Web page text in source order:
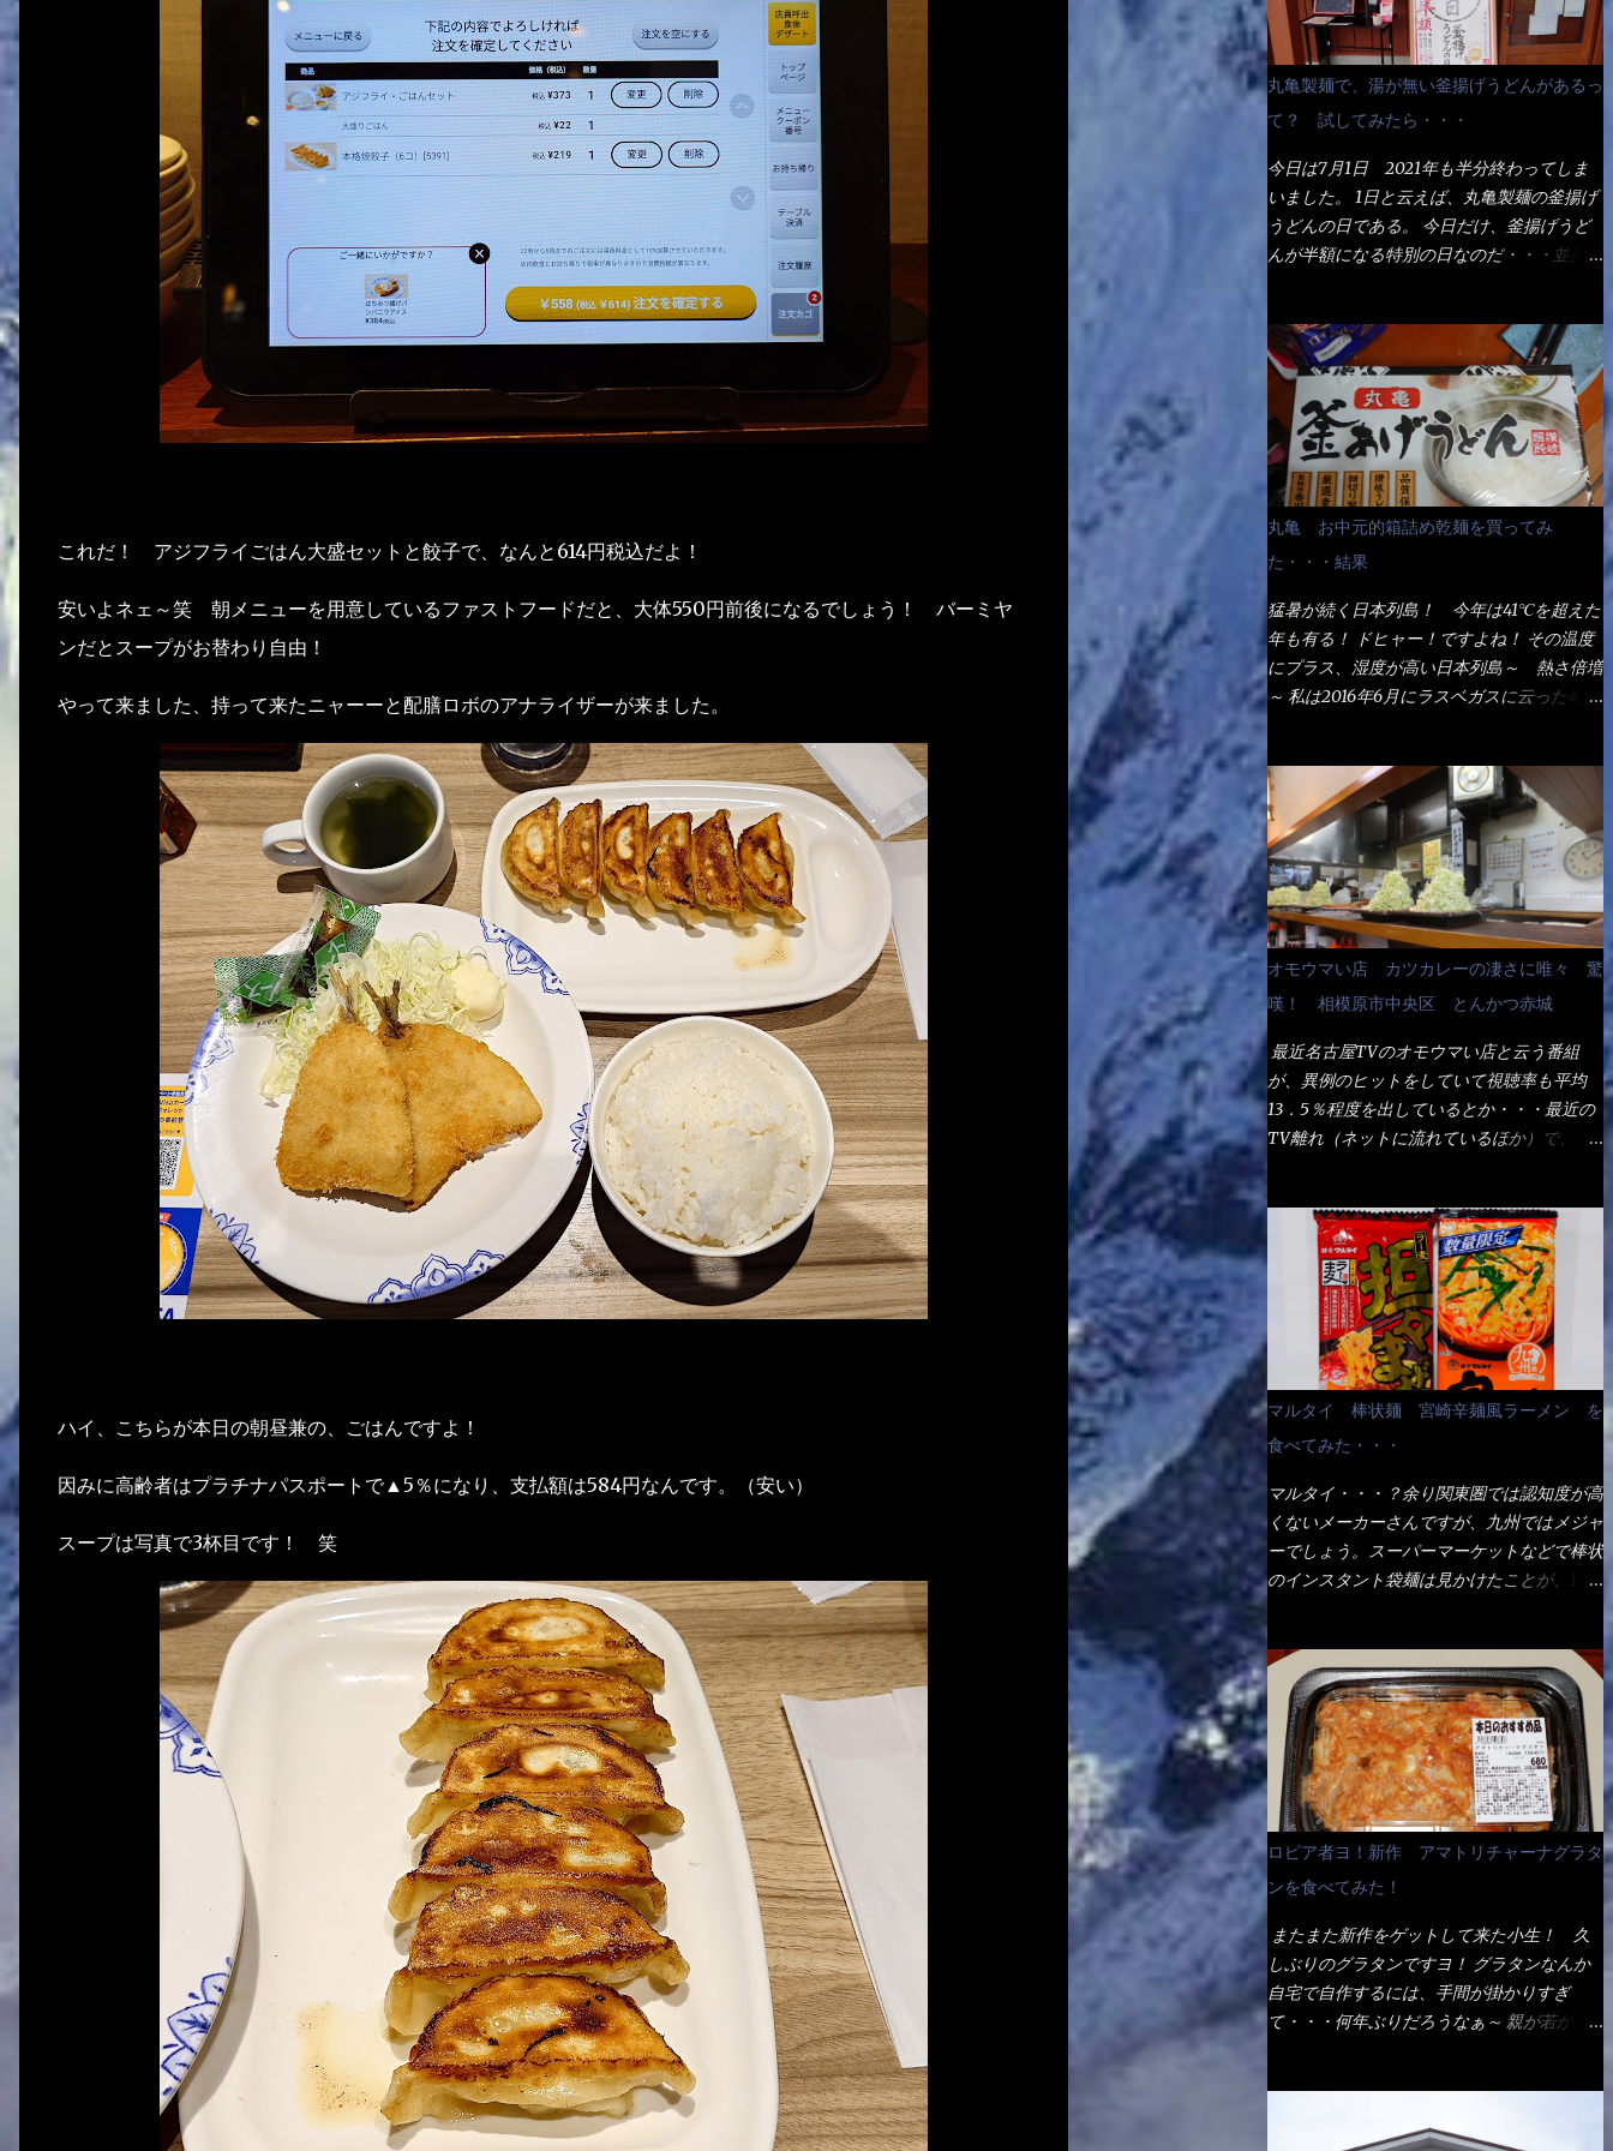
これだ！ アジフライごはん大盛セットと餃子で、なんと614円税込だよ！
安いよネェ～笑 朝メニューを用意しているファストフードだと、大体550円前後になるでしょう！ バーミヤ
ンだとスープがお替わり自由！
やって来ました、持って来たニャーーと配膳ロボのアナライザーが来ました。
ハイ、こちらが本日の朝昼兼の、ごはんですよ！
因みに高齢者はプラチナパスポートで▲5％になり、支払額は584円なんです。（安い）
スープは写真で3杯目です！ 笑
丸亀製麺で、湯が無い釜揚げうどんがあるっ
て？ 試してみたら・・・
今日は7月1日 2021年も半分終わってしま
いました。 1日と云えば、丸亀製麺の釜揚げ
うどんの日である。 今日だけ、釜揚げうど
んが半額になる特別の日なのだ・・・並盛
いことが2つある！ 1つめは釜揚げうどんの
湯が無い注文が通るか？ 釜揚げうどんは、
木の桶に茹で湯と共に＜うどん＞が泳いでる
～ でもコレって食べきるまで湯に浸かって
いるわけで、最初と最後では麺の固さという
かコシが違う！ だったら湯なんか要らない
じゃん！ 茹で上げ直後の麺だけいいよ！と
なるでしょう。 事前にググって調べたら、
やっぱり＜湯無し＞注文は、裏注文方法とし
てあるらしい。 それと店員によっては、理
解出来ない者も居るらしい云う事。 そこで
ランチ混雑前に、行くのが店への配慮でもあ
る。 11:20 店内に入り・・・『釜揚げうど
し？』（これだ全く理解していないな） す
ると茹で方の若い女性店員が『いい！い
い！！』とオッサンを向こうへやった。 で
サッサと、木桶を用意してうどんだけ入れて
出して来ました。 な～るほど、この事
か・・・ で今日の2021年後半1回目のサラメ
シです。 見事に木桶には湯が入っていな
い、UDONだけです。 しかし、この木桶デ
カイなぁ～ 試したいこと残りの1つが＜得＞
大しか食べていないからね、得がどれくらい
の満腹度になるのか？ この得サイズの木桶
は、銭湯で使う洗い桶サイズだなぁ～ この
木桶サイズに、満々と湯が注がれていたら食
これなら茹で上がった直後のままで、食べ進
められるじゃないか！ 別皿で、葱と天かす
を満タンに用意して、山葵も2つ。 それに湯
が無い利点として、汁が薄まらない！ これ
だよ、これ！！ 湯があると、うどんと共に
汁の方へ湯までも入ってしまう。つまりラー
メンの麺にスープが絡む現象ですな。 結
局、伸びずに汁も薄らむこともなく・・最後
の方で＜だし汁＞を少し追加しました。 腹
収まったし満足達成度100％ 苦しいと云う事
も無いな！ まだ鶏天1個位は入りそうだ
ね。 と云う事で、今回＜釜揚げうどんの湯
無し＞を試したら、確...
丸亀 お中元的箱詰め乾麺を買ってみ
た・・・結果
猛暑が続く日本列島！ 今年は41℃を超えた
年も有る！ ドヒャー！ですよね！ その温度
にプラス、湿度が高い日本列島～ 熱さ倍増
～ 私は2016年6月にラスベガスに云った事が
無いね） 処で今日は何だ！？これです。 丸
亀 釜あげうどん！ 日本には、お中元とお
歳暮という古来からの風習がある。 お中元
は、丁度お盆の夏場に日頃お世話になってい
る方への＜ご挨拶＞としての贈り物の習慣で
す。 今では、大分廃れてしまっているか
と・・・小生もお中元やお歳暮など送った事
は無い！（キッパリ） まぁ～この慣習が残
っているのは、官公庁や超大手企業戦士（昇
進目的）などの世界でしょう。 要は、ゴマ
スリ・・・てな感じかな。 丸亀製麺と云え
ば、大阪誕生→全国区（北海道と沖縄は？）
へ広がった、讃岐饂飩チェーン店大手といっ
舗に寄って違う！と云う人も居るらしい・・
そんな大手讃岐饂飩チェーン店と関係がある
のか？ 箱詰め乾麺！ このパッケージから
すれば、間違いなく贈答用目的でしょう。
そんな贈答用箱詰め饂飩・・・またもやメガ
ドンキで発見し購入！ 中身は、この様な状
態です。 乾麺の束が6束／一パックになって
おり、それが3袋入りです。 18束入りという
わけですね！900ｇの容量となり、1束／50
Amazonで1280円と云った感じです。 で私
は幾らで、メガドンキでゲットしたかって？
それは非常に言いづらい・・・色々と各方面
へ忖度して、激安だったとだけ申し上げまし
ほど茹で上げた状態です。 当家には、高齢
者がいるので少し柔らかく・・・ 茹で上が
った饂飩は、お店の饂飩に比べ＜細い＞で
す。 どちらかと云えば、稲庭饂飩的な太さ
ですね。 さてこれを、どの様に食べるか？
長葱無かったので、玉葱を刻んで八王子ラー
メン風月見つけうどん！ 冷やし釜あげうど
ん～です。 ラーメン丼に、冷水を軽く張っ
て饂飩を盛り付け、お椀に昆布出汁つゆと長
した。 良いじゃないか～...
オモウマい店 カツカレーの凄さに唯々 驚
嘆！ 相模原市中央区 とんかつ赤城
最近名古屋TVのオモウマい店と云う番組
が、異例のヒットをしていて視聴率も平均
13．5％程度を出しているとか・・・最近の
TV離れ（ネットに流れているほか）で、こ
あった！ とんかつ赤城！ 老齢の女性がメ
インで調理場を仕切、老齢の男性が脇をサポ
ートし最近は若い女性がオーダーや片付けを
担当している。 まずはこれを見て欲しい！
カウンターに置かれた＜お皿＞である。 直
ぐに気づいたでしょう！ 何かキャベツが山
じゃないか！？ ハイ、山です。 これが標
準なのです。 普通のとんかつ屋のキャベツ
と比べたら、10人前ほどあるか？ 値段的に
は、メイン（主流は1,000超）＋定食セット
350円程と値段的には、それ程では安い訳で
も無いが、客足が絶えない人気店である。
そんなメニューのなかで、リーズナブルで頂
が・・・今も変わらないと思うけど・・・
これが出てくると、カウンター中からOH～
と声が飛ぶ！ 写真は、キャベツ少なめでお
願いしています。 皿のサイズは、直径30cm
ほどあります。 そこにドカ盛のキャベツと
御飯にカレーがかかっています。 カレーは
辛く無く、食べやすいタイプです。 それじ
ゃ～カツは、ハムカツ程度の薄さだろう？と
思われるかもしれないが・・・違う！ チャ
も揚げたての熱々です。 これを難なく完食
出来なければ、漢では無い！と云っても過言
ではないだろう。 この他も、兎に角ボリュ
ーム満点で＜薄カツ＞と呼ばれるメニュー
が薄いから、2枚乗せにしたらしいけ
マルタイ 棒状麺 宮崎辛麺風ラーメン を
食べてみた・・・
マルタイ・・・？余り関東圏では認知度が高
くないメーカーさんですが、九州ではメジャ
ーでしょう。スーパーマーケットなどで棒状
のインスタント袋麺は見かけたことが、1度
になった乾麺が普通でしょう。マルタイでは
＜棒状＞なのです。 素麺や日本蕎麦などの
乾麺と一緒ですね！ そんなマルタイ棒状ラ
ーメンを、OKストアで見かけ思わず手に取
って買い物篭へ 坦々まぜそばと＜数量限定
＞宮崎辛麺風ラーメン オーッといきなり私
の胃袋をグサッと・・・・ 棒状インスタン
トラーメンのデビューが決まりました。
か・ら・め・ん・辛麺！ 宮崎辛麺はチャル
メラや日清からも出されている、辛口のラー
メンじゃん！！ 酸っぱくしたら、酸辣湯
麺？なんてね。 よし今日のサラメシは、宮
崎辛麺にしよう！ それではまず袋を開ける
ない姿・・・何だかチョッと高級感的
な・・・だって透明なトレイに並んだ棒状麺
ロピア者ヨ！新作 アマトリチャーナグラタ
ンを食べてみた！
またまた新作をゲットして来た小生！ 久
しぶりのグラタンですヨ！ グラタンなんか
自宅で自作するには、手間が掛かりすぎ
て・・・何年ぶりだろうなぁ～ 親が若かり
らしいですよ！ 何処からの情報？ ウィキ